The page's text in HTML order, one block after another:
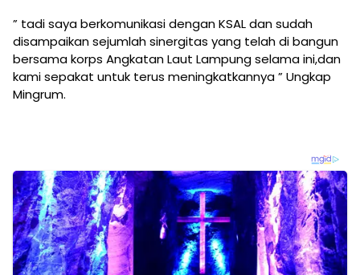
” tadi saya berkomunikasi dengan KSAL dan sudah
disampaikan sejumlah sinergitas yang telah di bangun
bersama korps Angkatan Laut Lampung selama ini,dan
kami sepakat untuk terus meningkatkannya ” Ungkap
Mingrum.